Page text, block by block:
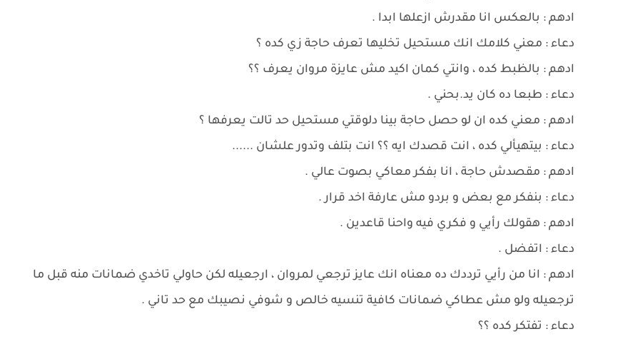
ادهم : بالعكس انا مقدرش ازعلها ابدا .
دعاء : معني كلامك انك مستحيل تخليها تعرف حاجة زي كده ؟
ادهم : بالظبط كده ، وانتي كمان اكيد مش عايزة مروان يعرف ؟؟
دعاء : طبعا ده كان يد.بحني .
ادهم : معني كده ان لو حصل حاجة بينا دلوقتي مستحيل حد تالت يعرفها ؟
دعاء : بيتهيألي كده ، انت قصدك ايه ؟؟ انت بتلف وتدور علشان ......
ادهم : مقصدش حاجة ، انا بفكر معاكي بصوت عالي .
دعاء : بنفكر مع بعض و بردو مش عارفة اخد قرار .
ادهم : هقولك رأيي و فكري فيه واحنا قاعدين .
دعاء : اتفضل .
ادهم : انا من رأيي ترددك ده معناه انك عايز ترجعي لمروان ، ارجعيله لكن حاولي تاخدي ضمانات منه قبل ما
ترجعيله ولو مش عطاكي ضمانات كافية تنسيه خالص و شوفي نصيبك مع حد تاني .
دعاء : تفتكر كده ؟؟